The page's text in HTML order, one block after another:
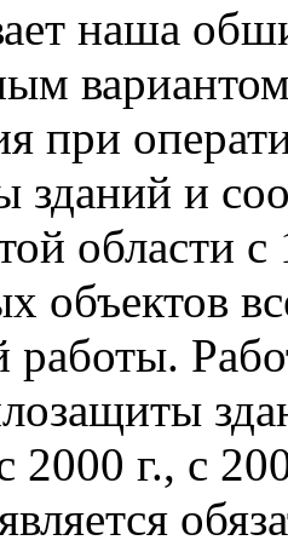
наша
при
зданий и
области
объектов
работы.
2000 г., с